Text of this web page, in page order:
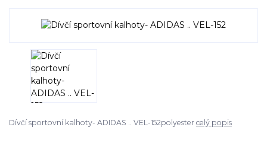
Dívčí sportovní kalhoty- ADIDAS .. VEL-152polyester celý popis